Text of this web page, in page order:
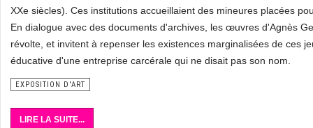
XXe siècles). Ces institutions accueillaient des mineures placées
En dialogue avec des documents d'archives, les œuvres d'Agnès
révolte, et invitent à repenser les existences marginalisées de ces
éducative d'une entreprise carcérale qui ne disait pas son nom.
EXPOSITION D'ART
LIRE LA SUITE...